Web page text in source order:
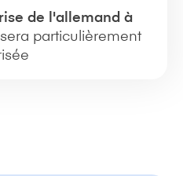
de l'allemand à
sera particulièrement